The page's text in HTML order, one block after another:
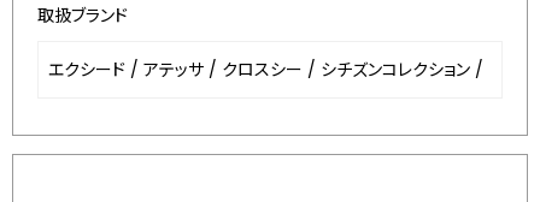
取扱ブランド
エクシード / アテッサ / クロスシー / シチズンコレクション /